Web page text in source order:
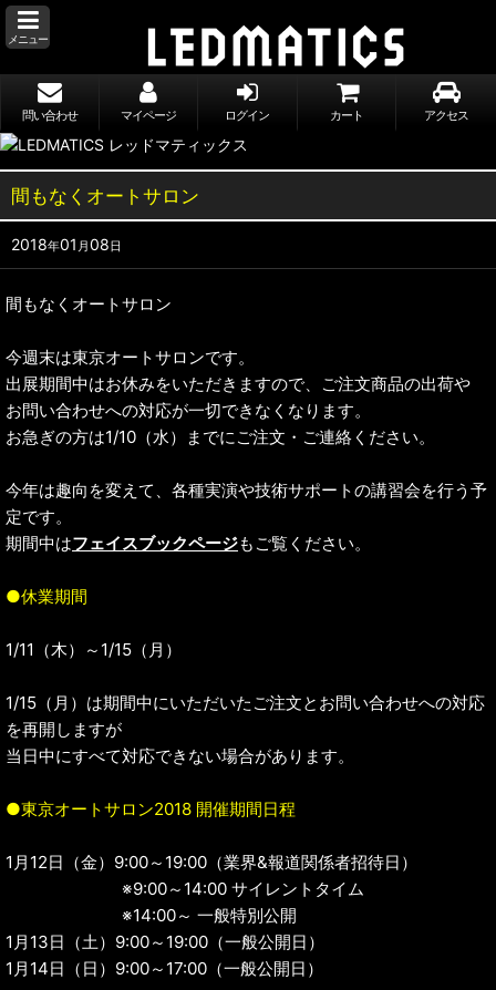
メニュー
問い合わせ マイページ ログイン カート アクセス
間もなくオートサロン
2018年01 月08日
間もなくオートサロン
今週末は東京オートサロンです。
出展期間中はお休みをいただきますので、ご注文商品の出荷や
お問い合わせへの対応が一切できなくなります。
お急ぎの方は1/10（水）までにご注文・ご連絡ください。
今年は趣向を変えて、各種実演や技術サポートの講習会を行う予
定です。
期間中はフェイスブックページもご覧ください。
●休業期間
1/11（木）～1/15（月）
1/15（月）は期間中にいただいたご注文とお問い合わせへの対応
を再開しますが
当日中にすべて対応できない場合があります。
●東京オートサロン2018 開催期間日程
1月12日（金）9:00～19:00（業界&報道関係者招待日）
※9:00～14:00 サイレントタイム
※14:00～ 一般特別公開
1月13日（土）9:00～19:00（一般公開日）
1月14日（日）9:00～17:00（一般公開日）